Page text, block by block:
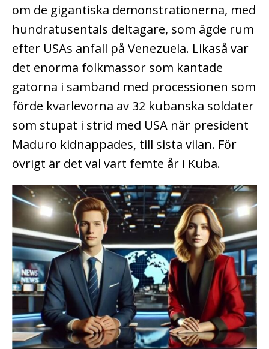
om de gigantiska demonstrationerna, med
hundratusentals deltagare, som ägde rum
efter USAs anfall på Venezuela. Likaså var
det enorma folkmassor som kantade
gatorna i samband med processionen som
förde kvarlevorna av 32 kubanska soldater
som stupat i strid med USA när president
Maduro kidnappades, till sista vilan. För
övrigt är det val vart femte år i Kuba.